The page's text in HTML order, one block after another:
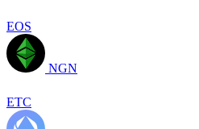
EOS
NGN
ETC